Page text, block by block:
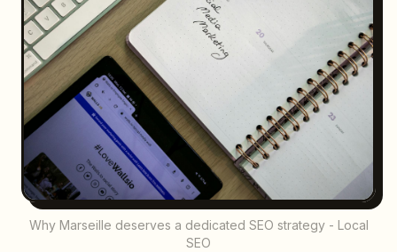
Why Marseille deserves a dedicated SEO strategy - Local
SEO